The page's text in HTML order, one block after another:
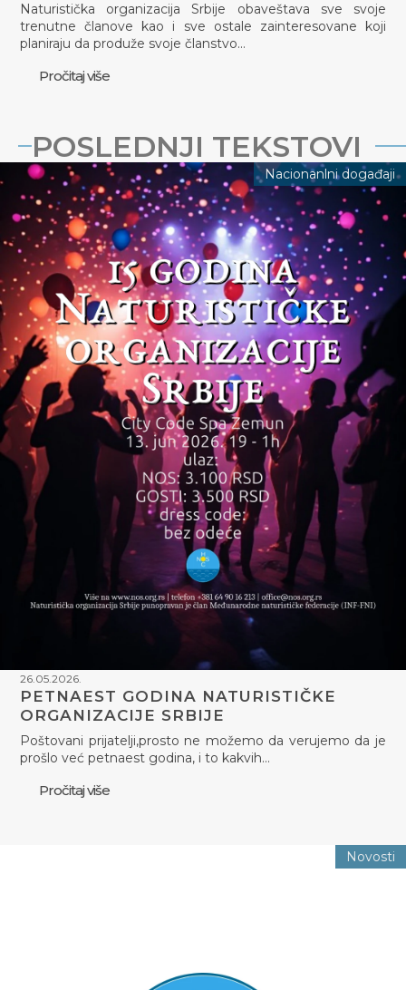
Naturistička organizacija Srbije obaveštava sve svoje
trenutne članove kao i sve ostale zainteresovane koji
planiraju da produže svoje članstvo…
Pročitaj više
POSLEDNJI TEKSTOVI
Nacionanlni događaji
26.05.2026.
PETNAEST GODINA NATURISTIČKE
ORGANIZACIJE SRBIJE
Poštovani prijatelji,prosto ne možemo da verujemo da je
prošlo već petnaest godina, i to kakvih…
Pročitaj više
Novosti